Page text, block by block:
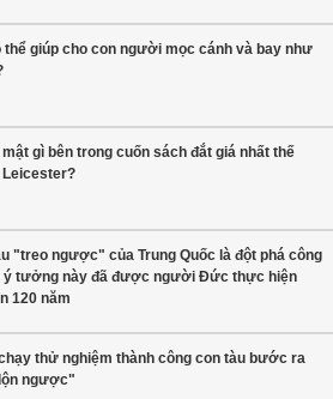
thể giúp cho con người mọc cánh và bay như
gì bên trong cuốn sách đắt giá nhất thế
"treo ngược" của Trung Quốc là đột phá công
ý tưởng này đã được người Đức thực hiện
120 năm
thử nghiệm thành công con tàu bước ra
ngược"